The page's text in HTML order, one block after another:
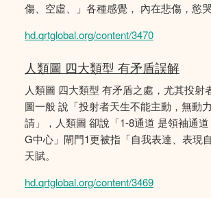
傷、空虛、」各種感覺， 內在悲傷，慾哭
hd.qrtglobal.org/content/3470
人類圖 四大類型 有矛盾誤解
人類圖 四大類型 有矛盾之處，尤其投射
圖一般 說「投射者天生不能主動，無動
請」，人類圖 卻說「1-8通道 是領袖通
G中心」閘門1更被指「自我表達、表現
天賦。
hd.qrtglobal.org/content/3469